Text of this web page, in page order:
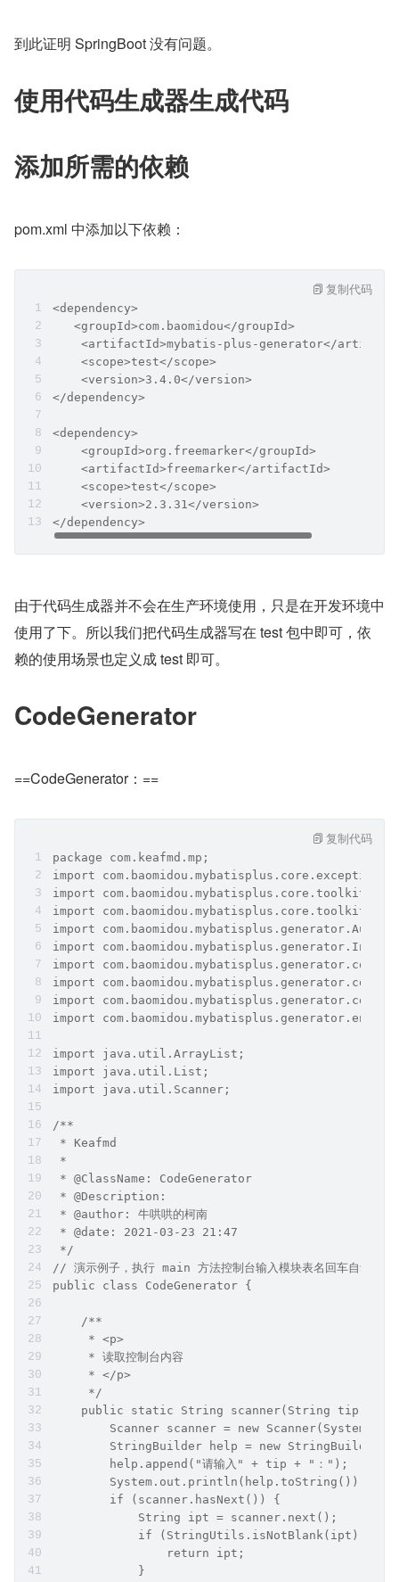
到此证明 SpringBoot 没有问题。
使用代码生成器生成代码
添加所需的依赖
pom.xml 中添加以下依赖：
<dependency>
   <groupId>com.baomidou</groupId>
<artifactId>mybatis-plus-generator</
    <scope>test</scope>
    <version>3.4.0</version>
</dependency>
<dependency>
    <groupId>org.freemarker</groupId>
    <artifactId>freemarker</artifactId>
    <scope>test</scope>
    <version>2.3.31</version>
</dependency>
复制代码
​由于代码生成器并不会在生产环境使用，只是在开发环境中
使用了下。所以我们把代码生成器写在 test 包中即可，依
赖的使用场景也定义成 test 即可。
CodeGenerator
==CodeGenerator：==
package com.keafmd.mp;
import
import
import
import
import
import
import
import
import
import java.util.ArrayList;
import java.util.List;
import java.util.Scanner;
/**
* Keafmd
*
* @ClassName: CodeGenerator
* @Description:
* @author: 牛哄哄的柯南
* @date: 2021-03-23 21:47
*/
// 演示例子，执行 main 方法控制台输入模块表名回车自动生成
public class CodeGenerator {
    /**
     * <p>
     * 读取控制台内容
     * </p>
     */
    public static String scanner(String tip) {
Scanner scanner = new
StringBuilder help = new
        help.append("请输入" + tip + "：");
        System.out.println(help.toString());
        if (scanner.hasNext()) {
            String ipt = scanner.next();
            if (StringUtils.isNotBlank(ipt)) {
                return ipt;
            }
复制代码